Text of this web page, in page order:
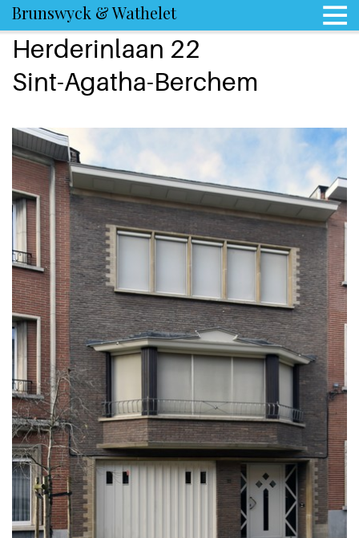
Brunswyck & Wathelet
Herderinlaan 22
Sint-Agatha-Berchem